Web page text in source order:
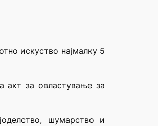
искуство најмалку 5
акт за овластување за
шумарство и